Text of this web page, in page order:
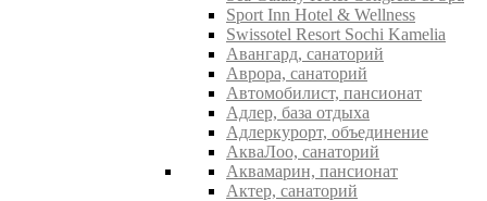
Sport Inn Hotel & Wellness
Swissotel Resort Sochi Kamelia
Авангард, санаторий
Аврора, санаторий
Автомобилист, пансионат
Адлер, база отдыха
Адлеркурорт, объединение
АкваЛоо, санаторий
Аквамарин, пансионат
Актер, санаторий